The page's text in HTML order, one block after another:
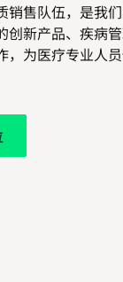
销售队伍，是我
创新产品、疾病
，为医疗专业人